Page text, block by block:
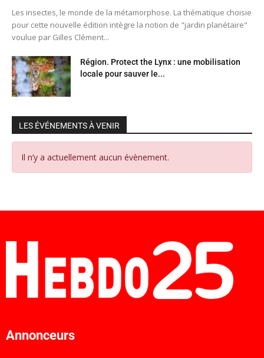
Les insectes, le monde de la métamorphose. La thématique choisie
pour cette nouvelle édition intègre la notion de "jardin planétaire"
voulue par Gilles Clément...
Région. Protect the Lynx : une mobilisation
locale pour sauver le...
LES ÉVÉNEMENTS À VENIR
Il n’y a actuellement aucun évènement.
Annonceurs